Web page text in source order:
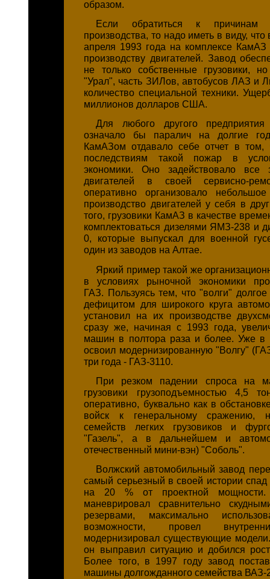
образом.
Если обратиться к причинам
производства, то надо иметь в виду,
апреля 1993 года на комплексе КамАЗ
производству двигателей. Завод
не только собственные грузовики,
"Урал", часть ЗИЛов, автобусов ЛАЗ и
количество специальной техники.
миллионов долларов США.
Для любого другого
означало бы паралич на долгие
КамАЗом отдавало себе отчет в том,
последствиям такой пожар в
экономики. Оно задействовало все
двигателей в своей сервисно-
оперативно организовало
производство двигателей у себя в
того, грузовики КамАЗ в качестве
комплектоваться дизелями ЯМЗ-238 и
0, которые выпускал для военной
один из заводов на Алтае.
Яркий пример такой же
в условиях рыночной экономики
ГАЗ. Пользуясь тем, что "волги"
дефицитом для широкого круга
установил на их производстве
сразу же, начиная с 1993 года,
машин в полтора раза и более. Уже в
освоил модернизированную "Волгу"
три года - ГАЗ-3110.
При резком падении спроса на
грузовики грузоподъемностью 4,5
оперативно, буквально как в
войск к генеральному сражению,
семейств легких грузовиков и
"Газель", а в дальнейшем и
отечественный мини-вэн) "Соболь".
Волжский автомобильный завод
самый серьезный в своей истории
на 20 % от проектной
маневрировал сравнительно
резервами, максимально
возможности, провел
модернизировал существующие
он выправил ситуацию и добился
Более того, в 1997 году завод
машины долгожданного семейства ВАЗ-